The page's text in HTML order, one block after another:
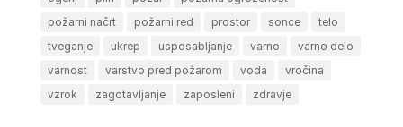
požarni načrt
požarni red prostor sonce
telo
tveganje
ukrep usposabljanje varno
varno delo
varnost
varstvo pred požarom voda
vročina
vzrok
zagotavljanje zaposleni zdravje